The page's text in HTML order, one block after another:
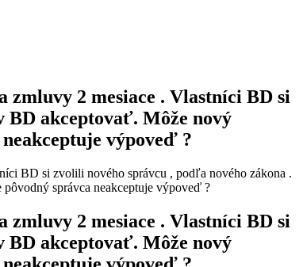
zmluvy 2 mesiace . Vlastníci BD si
BD akceptovať. Môže nový
výpoveď ?
BD si zvolili nového správcu , podľa nového zákona .
správca neakceptuje výpoveď ?
zmluvy 2 mesiace . Vlastníci BD si
BD akceptovať. Môže nový